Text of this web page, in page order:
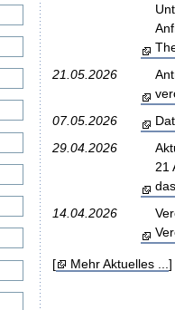
21.05.2026
07.05.2026
29.04.2026
21
14.04.2026
[ Mehr Aktuelles ... ]